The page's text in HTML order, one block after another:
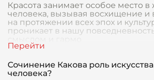
Красота занимает особое место
человека, вызывая восхищение и
на протяжении всех эпох и
проникает в нашу
Сочинение Какова роль
человека?